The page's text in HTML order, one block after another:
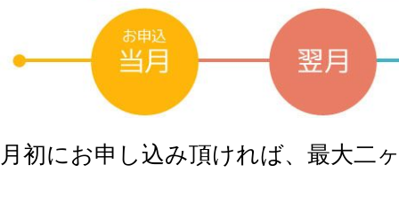
月初にお申し込み頂ければ、最大二